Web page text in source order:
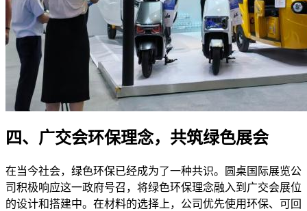
四、广交会环保理念，共筑绿色展会
在当今社会，绿色环保已经成为了一种共识。圆桌国际展览公
司积极响应这一政府号召，将绿色环保理念融入到广交会展位
的设计和搭建中。在材料的选择上，公司优先使用环保、可回